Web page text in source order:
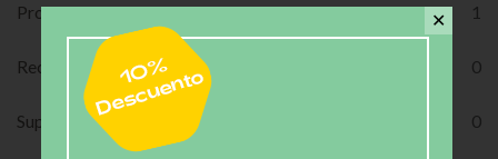
Productores Invitados 1
Recipes 0
Super Foods 0
✕